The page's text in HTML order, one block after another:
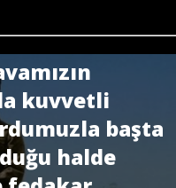
kuvvetli
başta
halde